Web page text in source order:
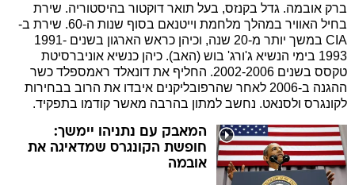
ברק אובמה. גדל בקנזס, בעל תואר דוקטור בהיסטוריה. שירת
בחיל האוויר במהלך מלחמת וייטנאם בסוף שנות ה-60. שירת ב-
CIA במשך יותר מ-20 שנה, וכיהן כראש הארגון בשנים 1991-
1993 בימי הנשיא ג'ורג' בוש (האב). כיהן כנשיא אוניברסיטת
טקסס בשנים 2002-2006. החליף את דונאלד ראמספלד כשר
ההגנה ב-2006 לאחר שהרפובליקנים איבדו את הרוב בבחירות
לקונגרס ולסנאט. נחשב למתון בהרבה מאשר קודמו בתפקיד.
המאבק עם נתניהו יימשך:
חופשת הקונגרס שמדאיגה את
אובמה